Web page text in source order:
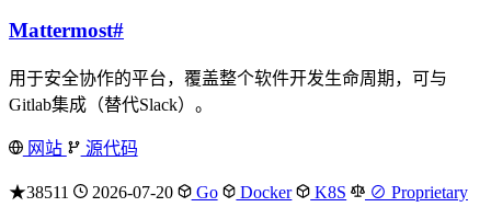
Mattermost#
用于安全协作的平台，覆盖整个软件开发生命周期，可与
Gitlab集成（替代Slack）。
网站 源代码
★38511 2026-07-20 Go Docker K8S ⊘ Proprietary